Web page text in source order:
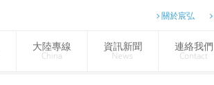
關於宸弘
大陸專線
China
資訊新聞
News
連絡我們
Contact